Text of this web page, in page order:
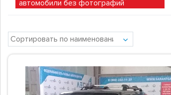
автомобили без фотографий